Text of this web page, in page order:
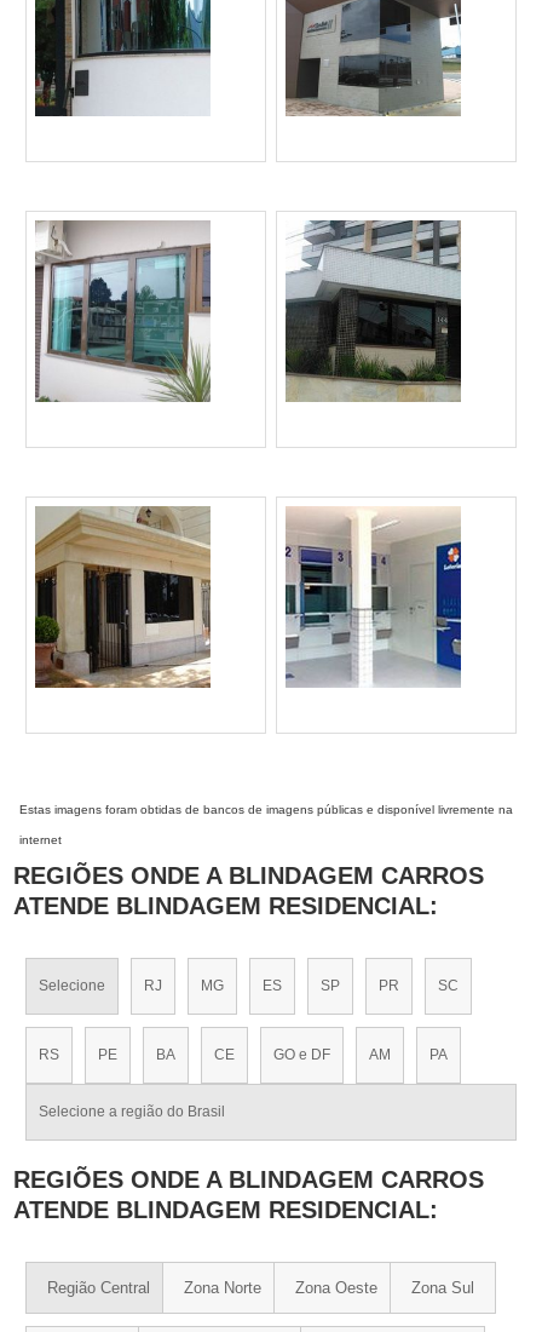
Estas imagens foram obtidas de bancos de imagens públicas e disponível livremente na
internet
REGIÕES ONDE A BLINDAGEM CARROS
ATENDE BLINDAGEM RESIDENCIAL:
Selecione RJ MG ES SP PR SC
RS PE BA CE GO e DF AM PA
Selecione a região do Brasil
REGIÕES ONDE A BLINDAGEM CARROS
ATENDE BLINDAGEM RESIDENCIAL:
Região Central Zona Norte Zona Oeste Zona Sul